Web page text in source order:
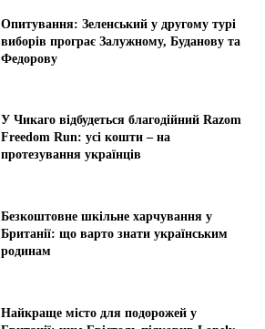
Опитування: Зеленський у другому турі
виборів програє Залужному, Буданову та
Федорову
У Чикаго відбудеться благодійний Razom
Freedom Run: усі кошти – на
протезування українців
Безкоштовне шкільне харчування у
Британії: що варто знати українським
родинам
Найкраще місто для подорожей у